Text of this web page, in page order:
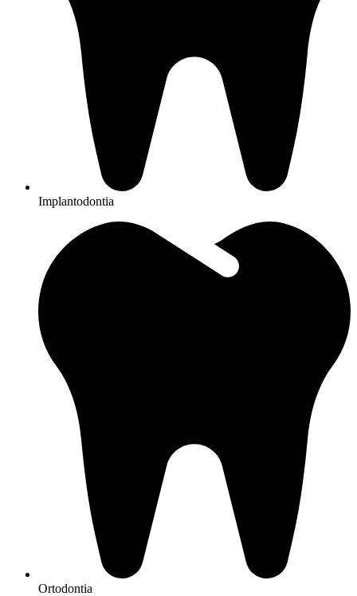
Implantodontia
Ortodontia